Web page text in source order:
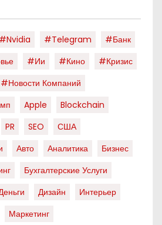
#nvidia #telegram
#банк
#ии #кино
#кризис
#новости Компаний
Apple
Blockchain
PR SEO
США
Авто Аналитика
Бизнес
Бухгалтерские Услуги
Дизайн
Интерьер
Маркетинг